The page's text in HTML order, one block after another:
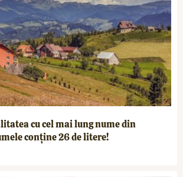
cu cel mai lung nume din
conține 26 de litere!